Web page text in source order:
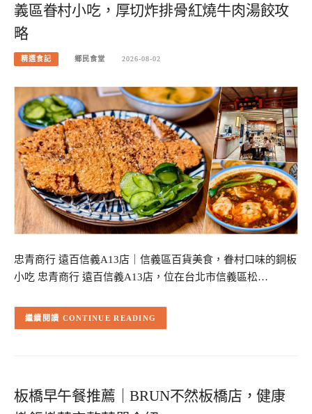
義區眷村小吃，厚切炸排骨紅燒牛肉湯餃攻
略
精選食記 鄉民食堂 2026-08-02
忠青商行 遠百信義A13店｜信義區百貨美食，眷村口味的銅板
小吃 忠青商行 遠百信義A13店，位在台北市信義區松…
CONTINUE READING
板橋早午餐推薦｜BRUN不然板橋店，健康